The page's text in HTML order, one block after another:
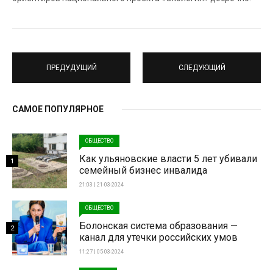
ПРЕДУДУЩИЙ СЛЕДУЮЩИЙ
САМОЕ ПОПУЛЯРНОЕ
ОБЩЕСТВО
Как ульяновские власти 5 лет убивали
семейный бизнес инвалида
21:03 | 21-03-2024
1
ОБЩЕСТВО
Болонская система образования —
канал для утечки российских умов
11:27 | 05-03-2024
2